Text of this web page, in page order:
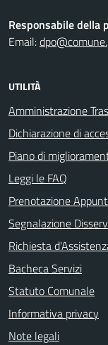
Responsabile della
Email:
UTILITÀ
Amministrazione
Dichiarazione di
Piano di
Leggi le FAQ
Prenotazione
Segnalazione
Richiesta
Bacheca Servizi
Statuto Comunale
Informativa privacy
Note legali